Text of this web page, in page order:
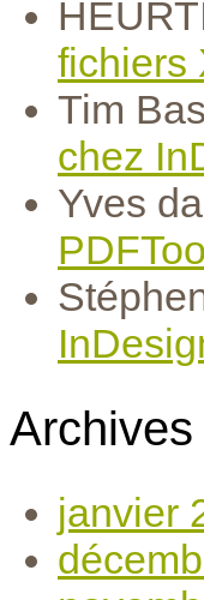
fichiers
Tim
chez
Yves
Archives
janvier